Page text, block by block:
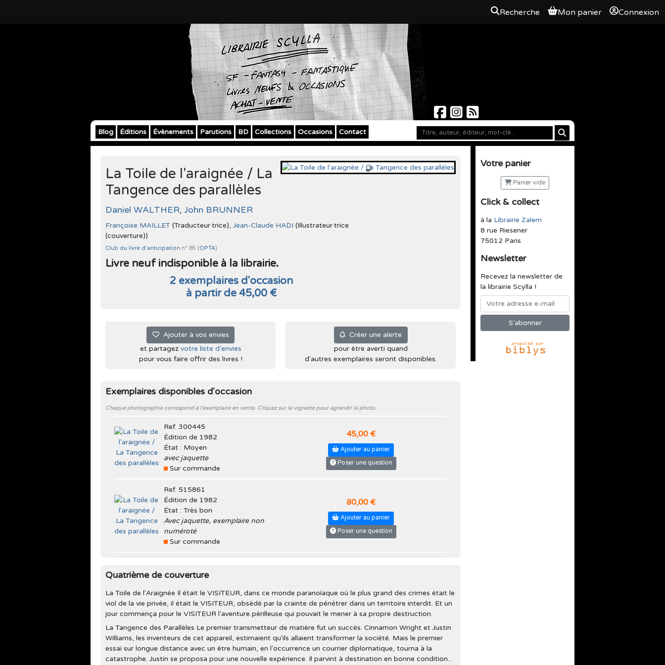
Recherche Mon panier Connexion
Blog Éditions Évènements Parutions BD Collections Occasions Contact
Votre panier
Panier vide
Click & collect
à la Librairie Zalem
8 rue Riesener
75012 Paris
Newsletter
Recevez la newsletter de
la librairie Scylla !
La Toile de l'araignée / La
Tangence des parallèles
Daniel WALTHER, John BRUNNER
Françoise MAILLET (Traducteur·trice), Jean-Claude HADI (Illustrateur·trice
(couverture))
Club du livre d'anticipation n° 85 (OPTA)
Livre neuf indisponible à la librairie.
2 exemplaires d'occasion
à partir de 45,00 €
Ajouter à vos envies
et partagez votre liste d'envies
pour vous faire offrir des livres !
Créer une alerte
pour être averti quand
d'autres exemplaires seront disponibles.
Exemplaires disponibles d'occasion
Chaque photographie correspond à l'exemplaire en vente. Cliquez sur la vignette pour agrandir la photo.
Ref. 300445
Édition de 1982
État : Moyen
avec jaquette
Sur commande
45,00 €
Ajouter au panier
Poser une question
Ref. 515861
Édition de 1982
État : Très bon
Avec jaquette, exemplaire non
numéroté
Sur commande
80,00 €
Ajouter au panier
Poser une question
Quatrième de couverture
La Toile de l'Araignée Il était le VISITEUR, dans ce monde paranoïaque où le plus grand des crimes était le
viol de la vie privée, il était le VISITEUR, obsédé par la crainte de pénétrer dans un territoire interdit. Et un
jour commença pour le VISITEUR l'aventure périlleuse qui pouvait le mener à sa propre destruction.
La Tangence des Parallèles Le premier transmetteur de matière fut un succès. Cinnamon Wright et Justin
Williams, les inventeurs de cet appareil, estimaient qu'ils allaient transformer la société. Mais le premier
essai sur longue distance avec un être humain, en l'occurrence un courrier diplomatique, tourna à la
catastrophe. Justin se proposa pour une nouvelle expérience. Il parvint à destination en bonne condition...